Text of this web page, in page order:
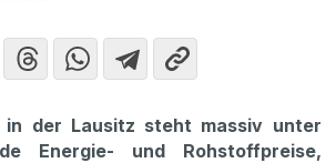
in der Lausitz steht massiv unter
Energie- und Rohstoffpreise,